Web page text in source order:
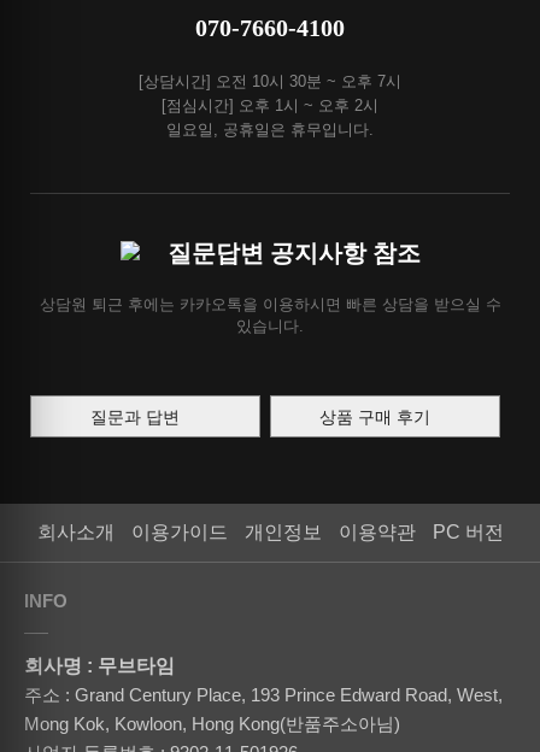
070-7660-4100
[상담시간] 오전 10시 30분 ~ 오후 7시
[점심시간] 오후 1시 ~ 오후 2시
일요일, 공휴일은 휴무입니다.
질문답변 공지사항 참조
상담원 퇴근 후에는 카카오톡을 이용하시면 빠른 상담을 받으실 수
있습니다.
질문과 답변 상품 구매 후기
회사소개 이용가이드 개인정보 이용약관 PC 버전
INFO
회사명 : 무브타임
주소 : Grand Century Place, 193 Prince Edward Road, West,
Mong Kok, Kowloon, Hong Kong(반품주소아님)